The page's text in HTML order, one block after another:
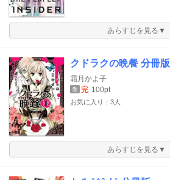
あらすじを見る▼
クドラクの晩餐 分冊版
霜月かよ子
巻 完 100pt
お気に入り：3人
あらすじを見る▼